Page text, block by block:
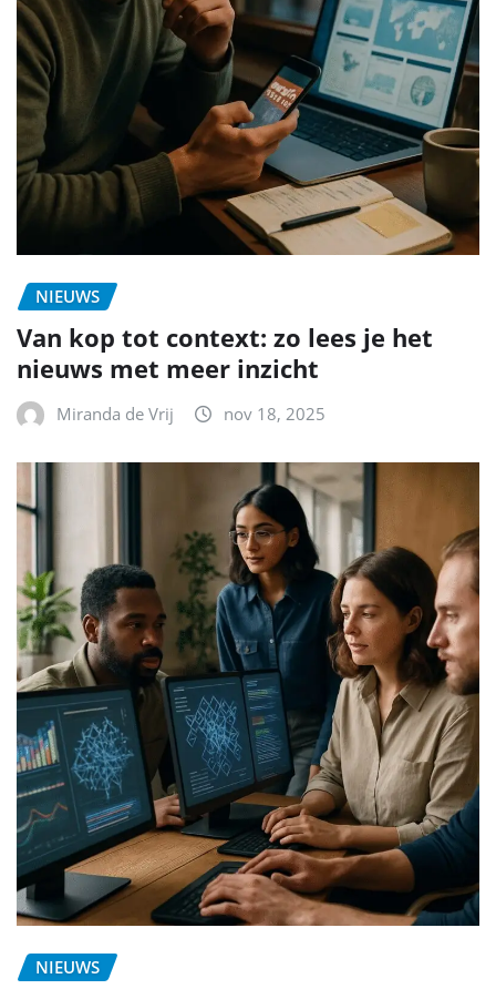
NIEUWS
Van kop tot context: zo lees je het
nieuws met meer inzicht
Miranda de Vrij nov 18, 2025
NIEUWS